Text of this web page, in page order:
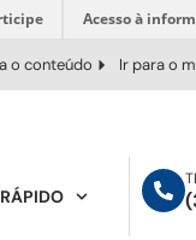
Acesso à
o conteúdo Ir para o